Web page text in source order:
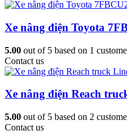
Xe nâng điện Toyota
5.00 out of 5 based on 1
Contact us
Xe nâng điện Reach
5.00 out of 5 based on 2
Contact us